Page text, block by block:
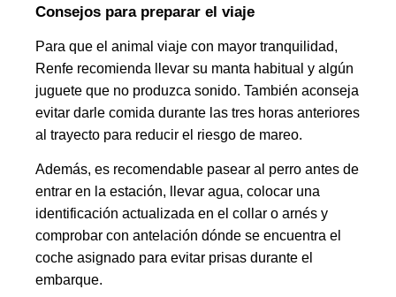
Consejos para preparar el viaje
Para que el animal viaje con mayor tranquilidad,
Renfe recomienda llevar su manta habitual y algún
juguete que no produzca sonido. También aconseja
evitar darle comida durante las tres horas anteriores
al trayecto para reducir el riesgo de mareo.
Además, es recomendable pasear al perro antes de
entrar en la estación, llevar agua, colocar una
identificación actualizada en el collar o arnés y
comprobar con antelación dónde se encuentra el
coche asignado para evitar prisas durante el
embarque.